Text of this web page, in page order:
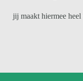
jij maakt hiermee heel